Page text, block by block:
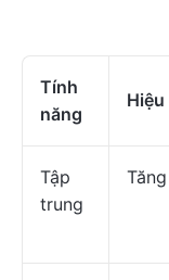
Tính
năng
Tập
trung